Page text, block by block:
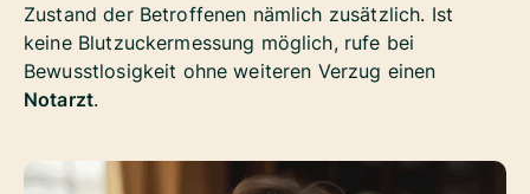
Zustand der Betroffenen nämlich zusätzlich. Ist
keine Blutzuckermessung möglich, rufe bei
Bewusstlosigkeit ohne weiteren Verzug einen
Notarzt.